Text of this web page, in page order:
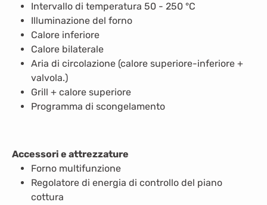
Intervallo di temperatura 50 - 250 °C
Illuminazione del forno
Calore inferiore
Calore bilaterale
Aria di circolazione (calore superiore-inferiore +
valvola.)
Grill + calore superiore
Programma di scongelamento
Accessori e attrezzature
Forno multifunzione
Regolatore di energia di controllo del piano
cottura